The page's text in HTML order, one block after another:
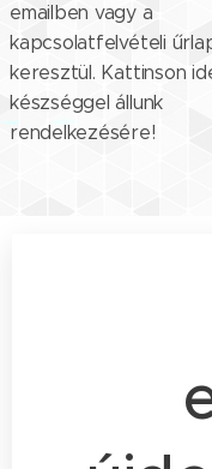
emailben vagy a
kapcsolatfelvételi
keresztül. Kattinson
készséggel állunk
rendelkezésére!